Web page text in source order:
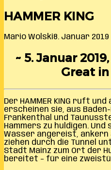
HAMMER KING
Mario Wolski8. Januar 2019
~ 5. Januar
Great in
Der HAMMER KING ruft
erscheinen sie, aus Baden-
Frankenthal und
Hammers zu huldigen.
Wasser angereist, ankern
ziehen durch die Tunnel
Stadt Mainz zum Ort der
bereitet – für eine